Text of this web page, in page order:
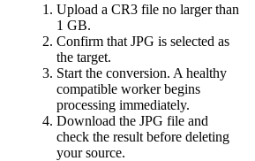
Upload a CR3 file no larger than
1 GB.
Confirm that JPG is selected as
the target.
Start the conversion. A healthy
compatible worker begins
processing immediately.
Download the JPG file and
check the result before deleting
your source.